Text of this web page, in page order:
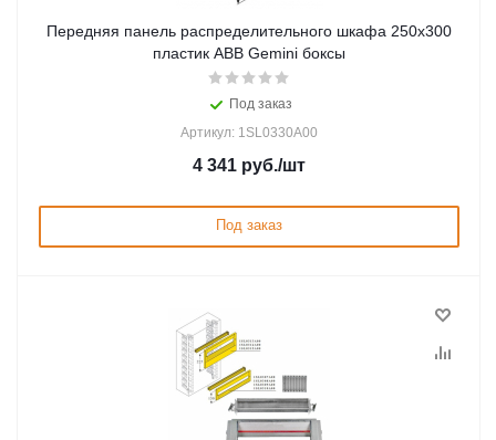
Передняя панель распределительного шкафа 250x300
пластик ABB Gemini боксы
Под заказ
Артикул: 1SL0330A00
4 341 руб./шт
Под заказ